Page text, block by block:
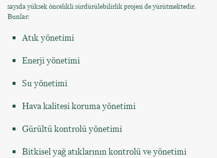
sayıda yüksek öncelikli sürdürülebilirlik projesi de yürütmektedir.
Bunlar:
Atık yönetimi
Enerji yönetimi
Su yönetimi
Hava kalitesi koruma yönetimi
Gürültü kontrolü yönetimi
Bitkisel yağ atıklarının kontrolü ve yönetimi